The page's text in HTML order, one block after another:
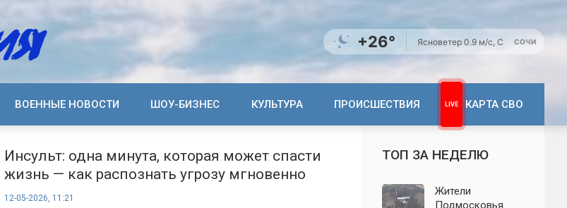
+26° Ясноветер 0.9 м/с, С СОЧИ
ВОЕННЫЕ НОВОСТИ ШОУ-БИЗНЕС КУЛЬТУРА ПРОИСШЕСТВИЯ КАРТА СВО
Инсульт: одна минута, которая может спасти
жизнь — как распознать угрозу мгновенно
12-05-2026, 11:21
ТОП ЗА НЕДЕЛЮ
Жители
Подмосковья